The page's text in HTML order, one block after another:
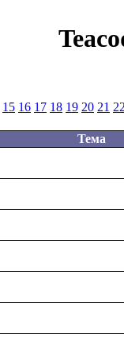
15 16 17 18 19 20 21
Тема